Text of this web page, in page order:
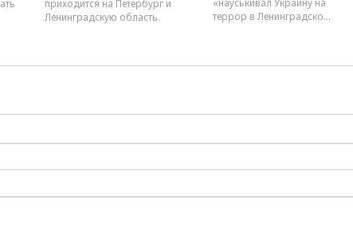
приходится на Петербург и
Ленинградскую область.
«науськивал Украину на
террор в Ленинградско...